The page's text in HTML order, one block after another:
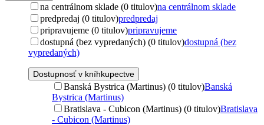
na centrálnom sklade (0 titulov)na centrálnom sklade
predpredaj (0 titulov)predpredaj
pripravujeme (0 titulov)pripravujeme
dostupná (bez vypredaných) (0 titulov)dostupná (bez
vypredaných)
Dostupnosť v kníhkupectve
Banská Bystrica (Martinus) (0 titulov)Banská
Bystrica (Martinus)
Bratislava - Cubicon (Martinus) (0 titulov)Bratislava
- Cubicon (Martinus)